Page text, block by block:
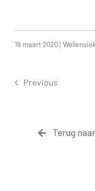
18 maart 2020 |
Previous
Terug